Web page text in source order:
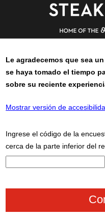
Le agradecemos que sea
se haya tomado el tiempo
sobre su reciente
Mostrar versión de
Ingrese el código de la
cerca de la parte inferior del